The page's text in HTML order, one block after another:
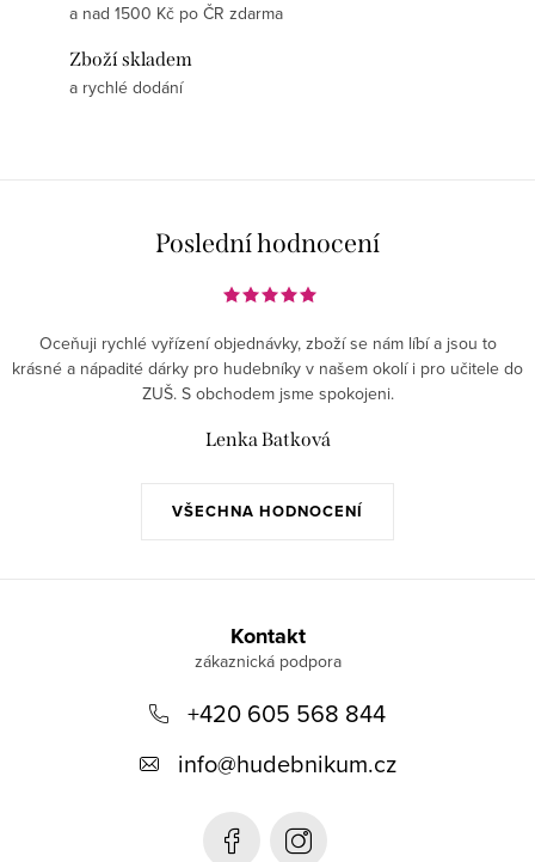
a nad 1500 Kč po ČR zdarma
Zboží skladem
a rychlé dodání
Poslední hodnocení
VŠECHNA HODNOCENÍ
Oceňuji rychlé vyřízení objednávky, zboží se nám líbí a jsou to
krásné a nápadité dárky pro hudebníky v našem okolí i pro učitele do
ZUŠ. S obchodem jsme spokojeni.
Lenka Batková
Kontakt
+420 605 568 844
info@hudebnikum.cz